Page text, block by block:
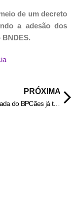
de um decreto
a adesão dos
PRÓXIMA
2ª Cãominhada do BPCães já tem mais de 2,5 mil inscritos – Portal Goiás